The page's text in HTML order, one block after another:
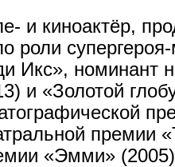
и киноактёр,
роли
Икс», номинант
и «Золотой
премии
«Эмми»